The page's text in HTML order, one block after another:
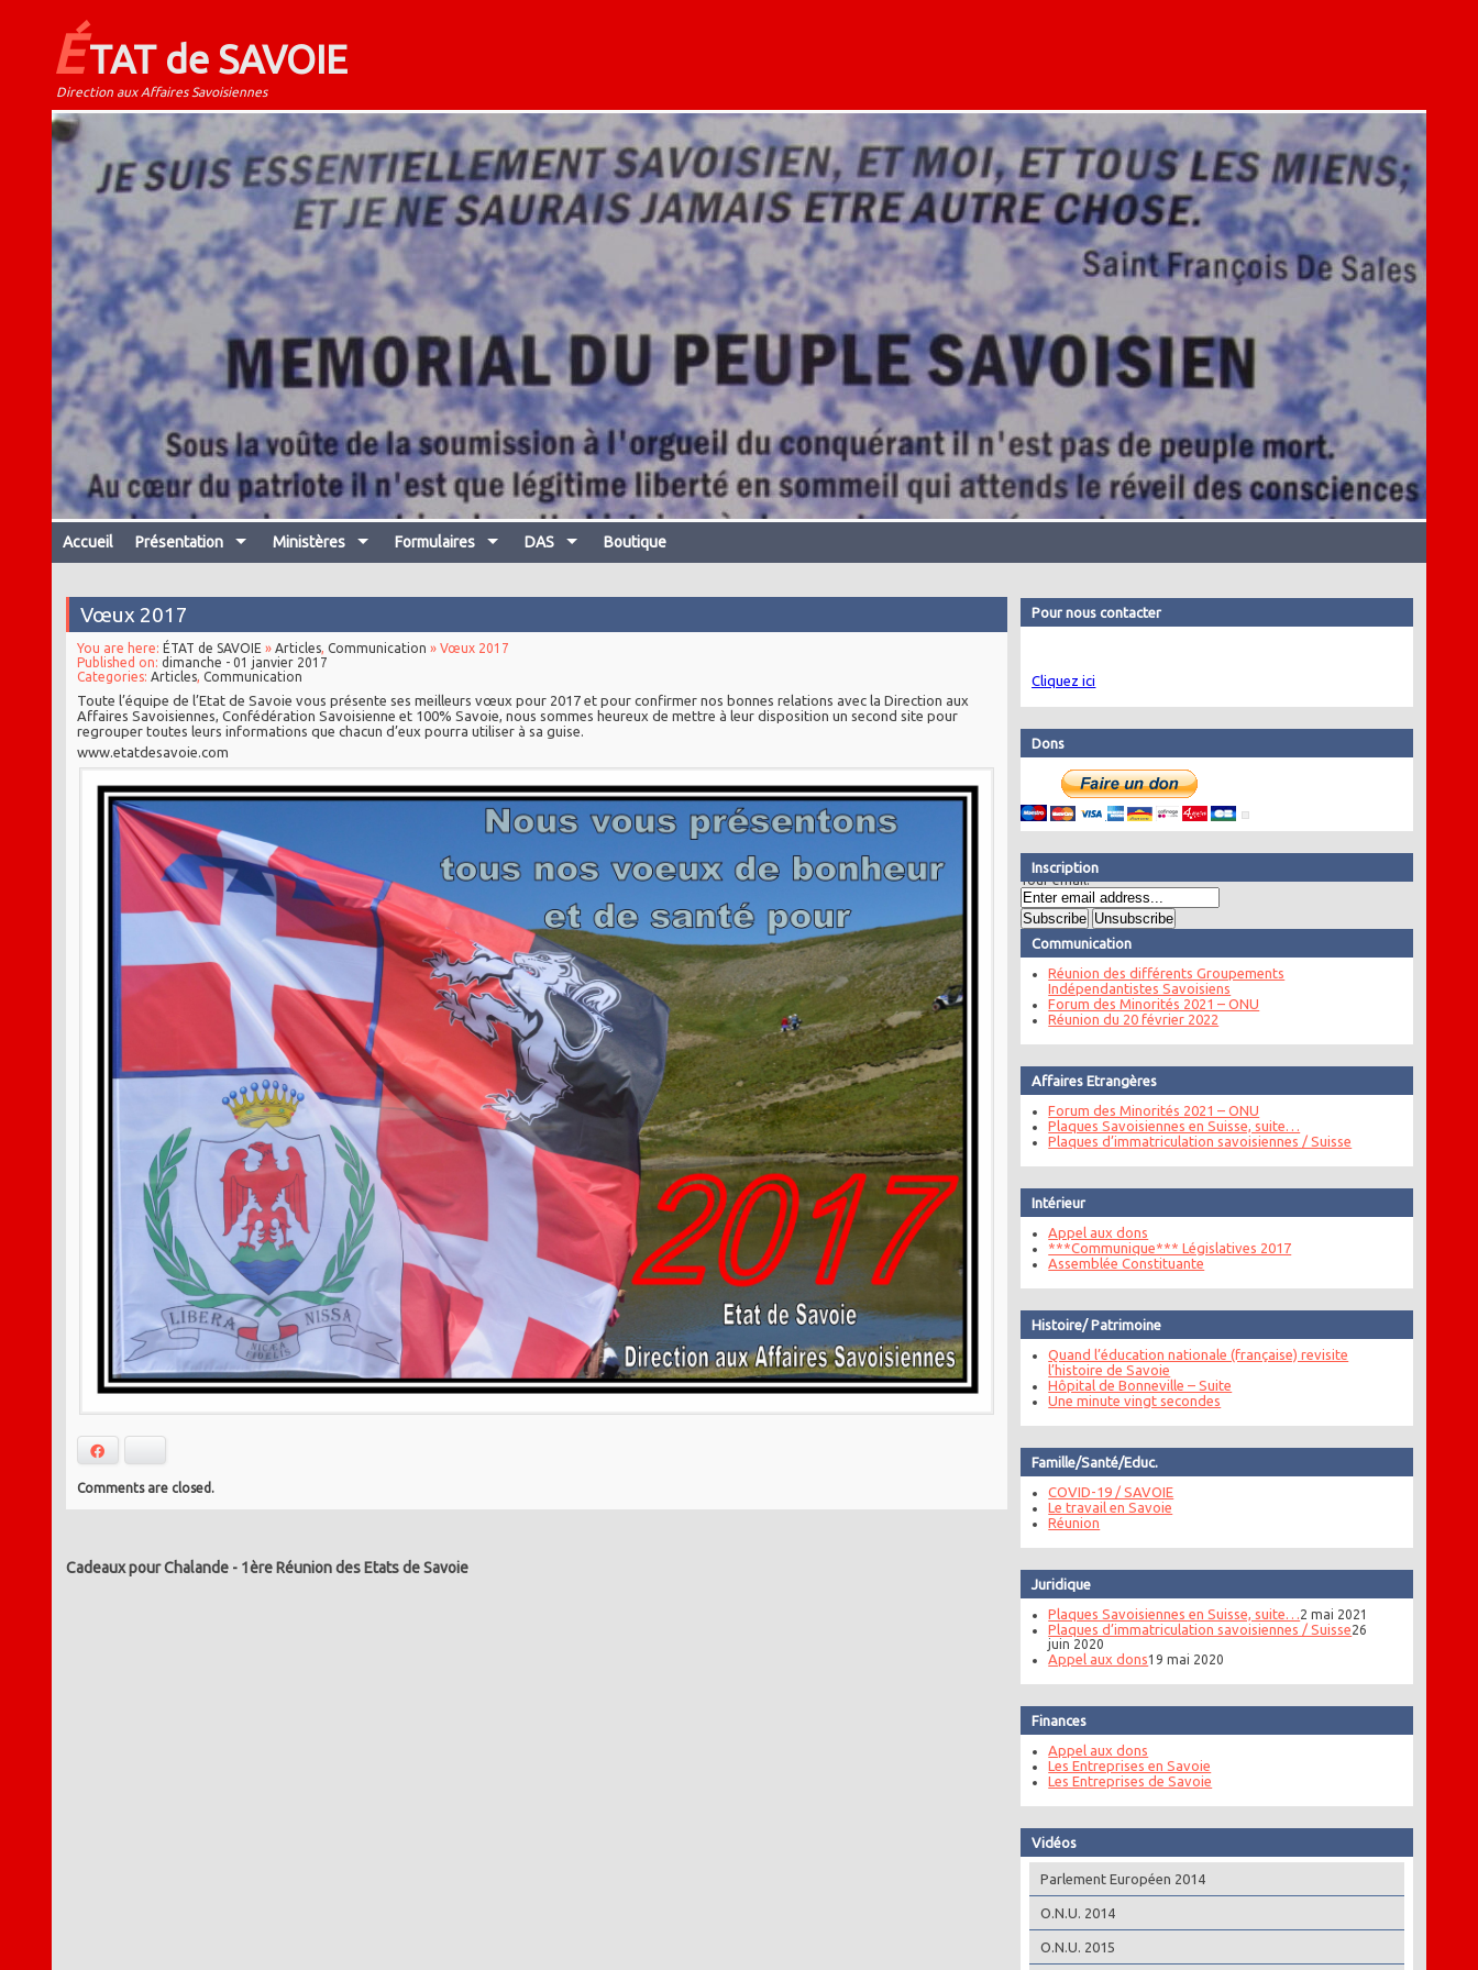
ÉTAT de SAVOIE
Direction aux Affaires Savoisiennes
Accueil Présentation Ministères Formulaires DAS Boutique
Vœux 2017
You are here: ÉTAT de SAVOIE » Articles, Communication » Vœux 2017
Published on: dimanche - 01 janvier 2017
Categories: Articles, Communication
Toute l’équipe de l’Etat de Savoie vous présente ses meilleurs vœux pour 2017 et pour confirmer nos bonnes relations avec la Direction aux
Affaires Savoisiennes, Confédération Savoisienne et 100% Savoie, nous sommes heureux de mettre à leur disposition un second site pour
regrouper toutes leurs informations que chacun d’eux pourra utiliser à sa guise.
www.etatdesavoie.com
Comments are closed.
Cadeaux pour Chalande- 1ère Réunion des Etats de Savoie
Pour nous contacter
Cliquez ici
Dons
Inscription
Your email:
Communication
Réunion des différents Groupements
Indépendantistes Savoisiens
Forum des Minorités 2021 – ONU
Réunion du 20 février 2022
Affaires Etrangères
Forum des Minorités 2021 – ONU
Plaques Savoisiennes en Suisse, suite…
Plaques d’immatriculation savoisiennes / Suisse
Intérieur
Appel aux dons
***Communique*** Législatives 2017
Assemblée Constituante
Histoire/ Patrimoine
Quand l’éducation nationale (française) revisite
l’histoire de Savoie
Hôpital de Bonneville – Suite
Une minute vingt secondes
Famille/Santé/Educ.
COVID-19 / SAVOIE
Le travail en Savoie
Réunion
Juridique
Plaques Savoisiennes en Suisse, suite… 2 mai 2021
Plaques d’immatriculation savoisiennes / Suisse26
juin 2020
Appel aux dons19 mai 2020
Finances
Appel aux dons
Les Entreprises en Savoie
Les Entreprises de Savoie
Vidéos
Parlement Européen 2014
O.N.U. 2014
O.N.U. 2015